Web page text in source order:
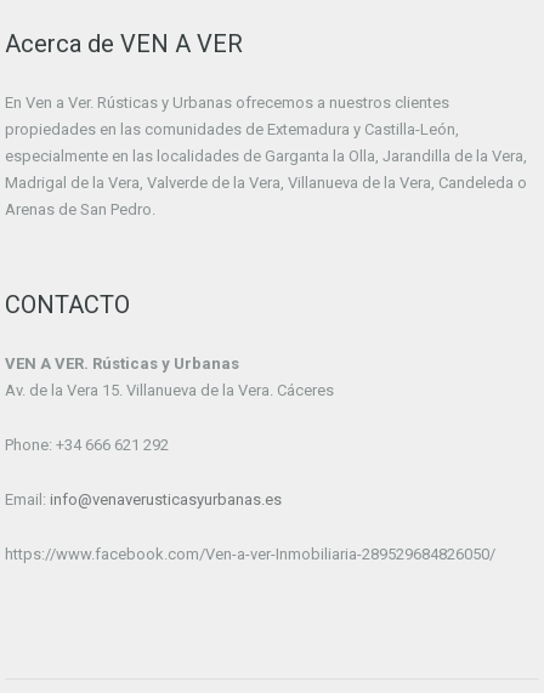
Acerca de VEN A VER
En Ven a Ver. Rústicas y Urbanas ofrecemos a nuestros clientes
propiedades en las comunidades de Extemadura y Castilla-León,
especialmente en las localidades de Garganta la Olla, Jarandilla de la Vera,
Madrigal de la Vera, Valverde de la Vera, Villanueva de la Vera, Candeleda o
Arenas de San Pedro.
CONTACTO
VEN A VER. Rústicas y Urbanas
Av. de la Vera 15. Villanueva de la Vera. Cáceres
Phone: +34 666 621 292
Email: info@venaverusticasyurbanas.es
https://www.facebook.com/Ven-a-ver-Inmobiliaria-289529684826050/